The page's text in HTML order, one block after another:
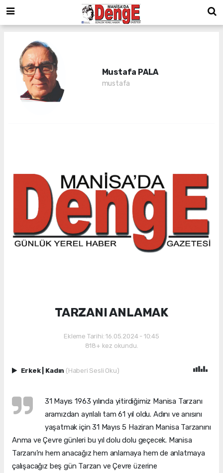
Mustafa PALA
mustafa
TARZANI ANLAMAK
Ekleme Tarihi: 16.05.2024 - 10:45
818+ kez okundu.
Erkek Kadın (Haberi Sesli Oku)
31 Mayıs 1963 yılında yitirdiğimiz Manisa Tarzanı
aramızdan ayrılalı tam 61 yıl oldu. Adını ve anısını
yaşatmak için 31 Mayıs 5 Haziran Manisa Tarzanını
Anma ve Çevre günleri bu yıl dolu dolu geçecek. Manisa
Tarzanı’nı hem anacağız hem anlamaya hem de anlatmaya
çalışacağız beş gün Tarzan ve Çevre üzerine